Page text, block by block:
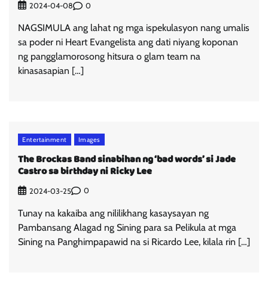
2024-04-08 0
NAGSIMULA ang lahat ng mga ispekulasyon nang umalis
sa poder ni Heart Evangelista ang dati niyang koponan
ng pangglamorosong hitsura o glam team na
kinasasapian […]
Entertainment Images
The Brockas Band sinabihan ng ‘bad words’ si Jade
Castro sa birthday ni Ricky Lee
2024-03-25 0
Tunay na kakaiba ang nililikhang kasaysayan ng
Pambansang Alagad ng Sining para sa Pelikula at mga
Sining na Panghimpapawid na si Ricardo Lee, kilala rin […]